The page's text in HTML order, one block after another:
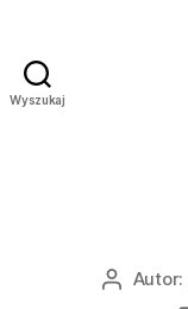
Wyszukaj
AutorAutor: